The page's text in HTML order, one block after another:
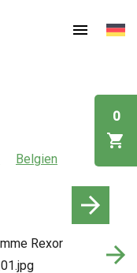
0
Belgien